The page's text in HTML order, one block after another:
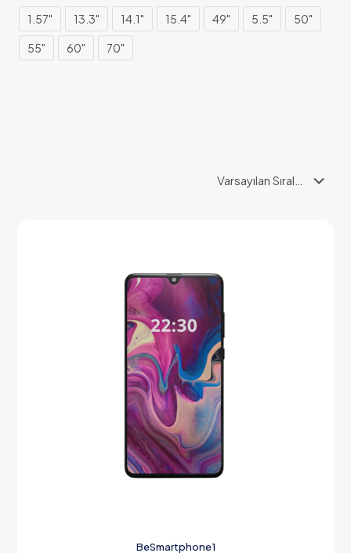
1.57" 13.3" 14.1" 15.4" 49" 5.5" 50"
55" 60" 70"
BeSmartphone1